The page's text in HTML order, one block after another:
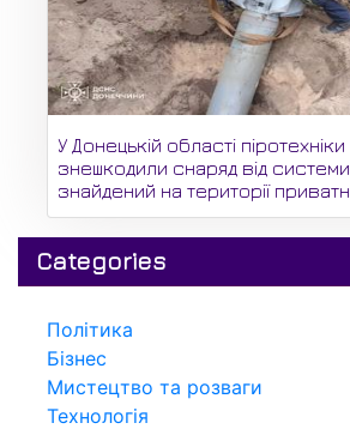
У Донецькій області
знешкодили снаряд від
знайдений на території
Categories
Політика
Бізнес
Мистецтво та розваги
Технологія